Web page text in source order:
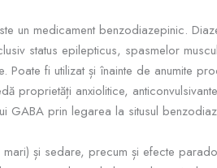
un medicament benzodiazepinic.
status epilepticus, spasmelor
fi utilizat și înainte de anumite
proprietăți anxiolitice,
GABA prin legarea la situsul
și sedare, precum și efecte